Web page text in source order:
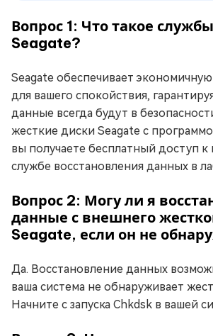
Вопрос 1: Что такое
Seagate?
Seagate обеспечивает
для вашего спокойствия,
данные всегда будут в
жесткие диски Seagate с
вы получаете бесплатный доступ к
службе восстановления данных в
Вопрос 2: Могу ли я
данные с внешнего
Seagate, если он не
Да. Восстановление данных
ваша система не обнаруживает
Начните с запуска Chkdsk в вашей